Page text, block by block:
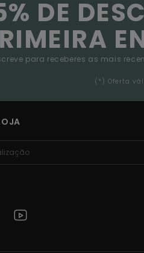
DE
para receberes as mais
(*) Oferta